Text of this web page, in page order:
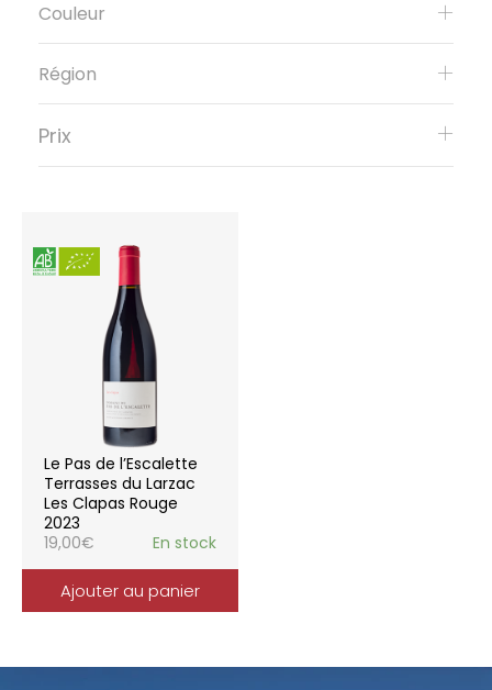
Le Pas de l’Escalette
Terrasses du Larzac
Les Clapas Rouge
2023
19,00€ En stock
Ajouter au panier
Couleur
Région
Prix